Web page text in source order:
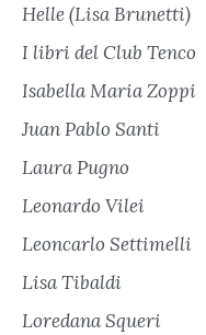
Helle (Lisa Brunetti)
I libri del Club Tenco
Isabella Maria Zoppi
Juan Pablo Santi
Laura Pugno
Leonardo Vilei
Leoncarlo Settimelli
Lisa Tibaldi
Loredana Squeri